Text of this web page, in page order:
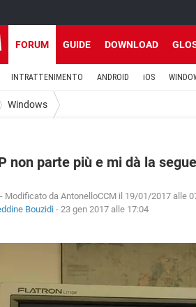
FORUM GUIDE DOWNLOAD
INTRATTENIMENTO ANDROID iOS
Windows
non parte più e mi dà la
- Modificato da AntonelloCCM il 19/01/2017 alle
Bouzidi - 23 gen 2017 alle 17:04